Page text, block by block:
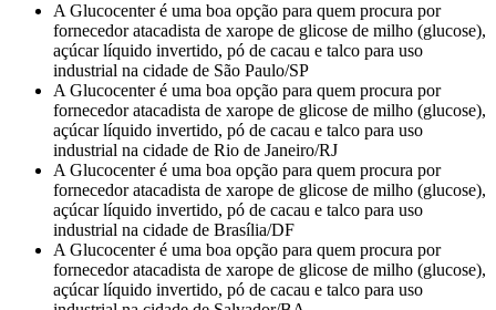
A Glucocenter é uma boa opção para quem procura por
fornecedor atacadista de xarope de glicose de milho (glucose),
açúcar líquido invertido, pó de cacau e talco para uso
industrial na cidade de São Paulo/SP
A Glucocenter é uma boa opção para quem procura por
fornecedor atacadista de xarope de glicose de milho (glucose),
açúcar líquido invertido, pó de cacau e talco para uso
industrial na cidade de Rio de Janeiro/RJ
A Glucocenter é uma boa opção para quem procura por
fornecedor atacadista de xarope de glicose de milho (glucose),
açúcar líquido invertido, pó de cacau e talco para uso
industrial na cidade de Brasília/DF
A Glucocenter é uma boa opção para quem procura por
fornecedor atacadista de xarope de glicose de milho (glucose),
açúcar líquido invertido, pó de cacau e talco para uso